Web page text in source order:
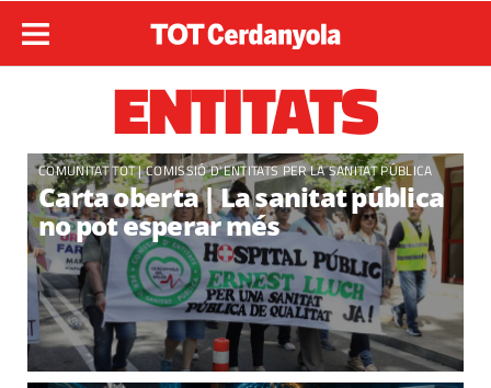
ENTITATS
COMUNITAT TOT |COMISSIÓ D'ENTITATS PER LA SANITAT PÚBLICA
Carta oberta | La sanitat pública
no pot esperar més